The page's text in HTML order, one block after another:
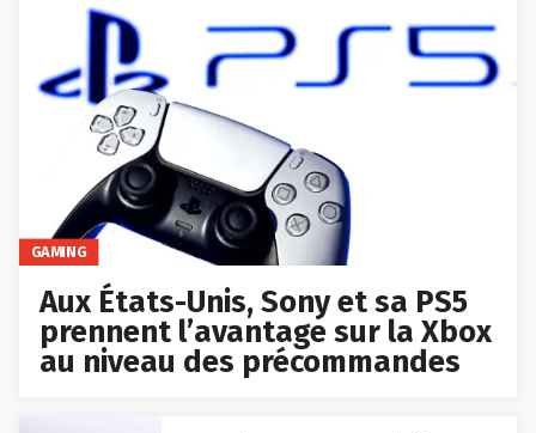
GAMING
Aux États-Unis, Sony et sa PS5
prennent l’avantage sur la Xbox
au niveau des précommandes